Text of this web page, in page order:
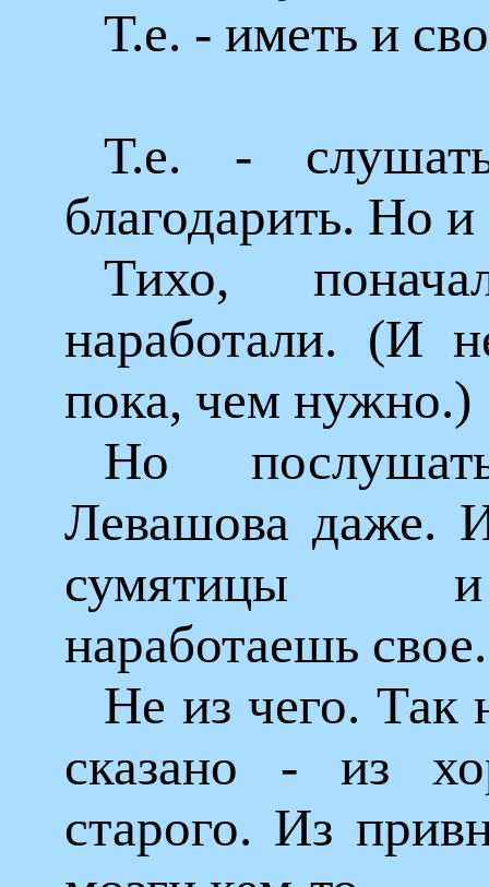
Т.е. - иметь и
Т.е. -
благодарить. Но
Тихо,
наработали. (И
пока, чем нужно.)
Но
Левашова даже.
сумятицы
наработаешь свое.
Не из чего. Так
сказано - из
старого. Из